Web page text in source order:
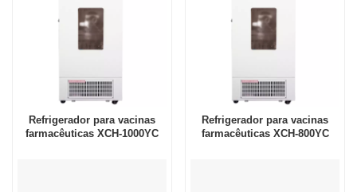
Refrigerador para vacinas
farmacêuticas XCH-1000YC
Refrigerador para vacinas
farmacêuticas XCH-800YC